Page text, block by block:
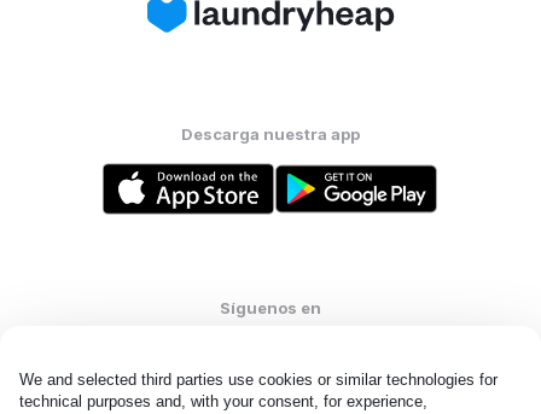
We and selected third parties use cookies or similar technologies for
technical purposes and, with your consent, for experience,
Descarga nuestra app
Síguenos en